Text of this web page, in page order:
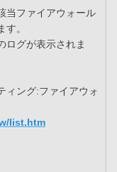
ファイアウォール
。
ログが表示されま
ィング:ファイアウォ
list.htm